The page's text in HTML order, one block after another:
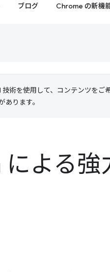
ブログ Chrome の新機
術を使用して、コンテンツをご
ります。
よる強